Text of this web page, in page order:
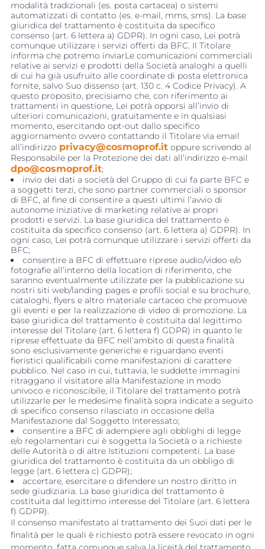
modalità tradizionali (es. posta cartacea) o sistemi
automatizzati di contatto (es. e-mail, mms, sms). La base
giuridica del trattamento è costituita da specifico
consenso (art. 6 lettera a) GDPR). In ogni caso, Lei potrà
comunque utilizzare i servizi offerti da BFC. Il Titolare
informa che potremo inviarLe comunicazioni commerciali
relative ai servizi e prodotti della Società analoghi a quelli
di cui ha già usufruito alle coordinate di posta elettronica
fornite, salvo Suo dissenso (art. 130 c. 4 Codice Privacy). A
questo proposito, precisiamo che, con riferimento ai
trattamenti in questione, Lei potrà opporsi all’invio di
ulteriori comunicazioni, gratuitamente e in qualsiasi
momento, esercitando opt-out dallo specifico
aggiornamento ovvero contattando il Titolare via email
all’indirizzo privacy@cosmoprof.it oppure scrivendo al
Responsabile per la Protezione dei dati all’indirizzo e-mail
dpo@cosmoprof.it;
invio dei dati a società del Gruppo di cui fa parte BFC e
a soggetti terzi, che sono partner commerciali o sponsor
di BFC, al fine di consentire a questi ultimi l’avvio di
autonome iniziative di marketing relative ai propri
prodotti e servizi. La base giuridica del trattamento è
costituita da specifico consenso (art. 6 lettera a) GDPR). In
ogni caso, Lei potrà comunque utilizzare i servizi offerti da
BFC;
consentire a BFC di effettuare riprese audio/video e/o
fotografie all’interno della location di riferimento, che
saranno eventualmente utilizzate per la pubblicazione su
nostri siti web/landing pages e profili social e su brochure,
cataloghi, flyers e altro materiale cartaceo che promuove
gli eventi e per la realizzazione di video di promozione. La
base giuridica del trattamento è costituita dal legittimo
interesse del Titolare (art. 6 lettera f) GDPR) in quanto le
riprese effettuate da BFC nell’ambito di questa finalità
sono esclusivamente generiche e riguardano eventi
fieristici qualificabili come manifestazioni di carattere
pubblico. Nel caso in cui, tuttavia, le suddette immagini
ritraggano il visitatore alla Manifestazione in modo
univoco e riconoscibile, il Titolare del trattamento potrà
utilizzarle per le medesime finalità sopra indicate a seguito
di specifico consenso rilasciato in occasione della
Manifestazione dal Soggetto Interessato;
consentire a BFC di adempiere agli obblighi di legge
e/o regolamentari cui è soggetta la Società o a richieste
delle Autorità o di altre Istituzioni competenti. La base
giuridica del trattamento è costituita da un obbligo di
legge (art. 6 lettera c) GDPR);
accertare, esercitare o difendere un nostro diritto in
sede giudiziaria. La base giuridica del trattamento è
costituita dal legittimo interesse del Titolare (art. 6 lettera
f) GDPR).
Il consenso manifestato al trattamento dei Suoi dati per le
finalità per le quali è richiesto potrà essere revocato in ogni